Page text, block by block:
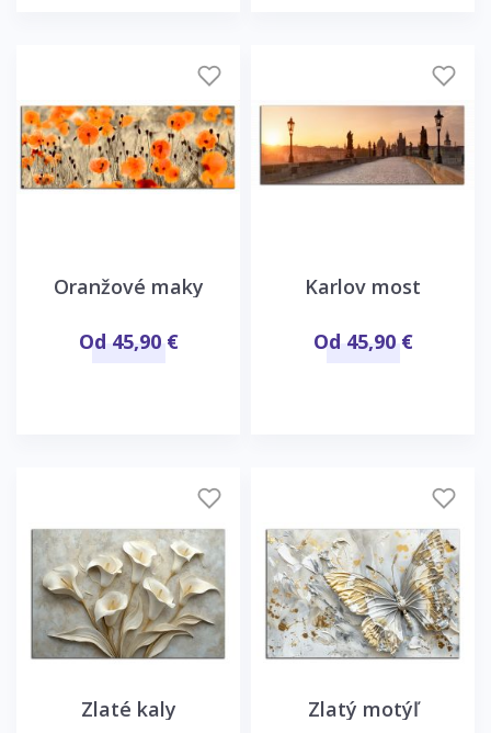
Oranžové maky
Od 45,90 €
Karlov most
Od 45,90 €
Zlaté kaly Zlatý motýľ